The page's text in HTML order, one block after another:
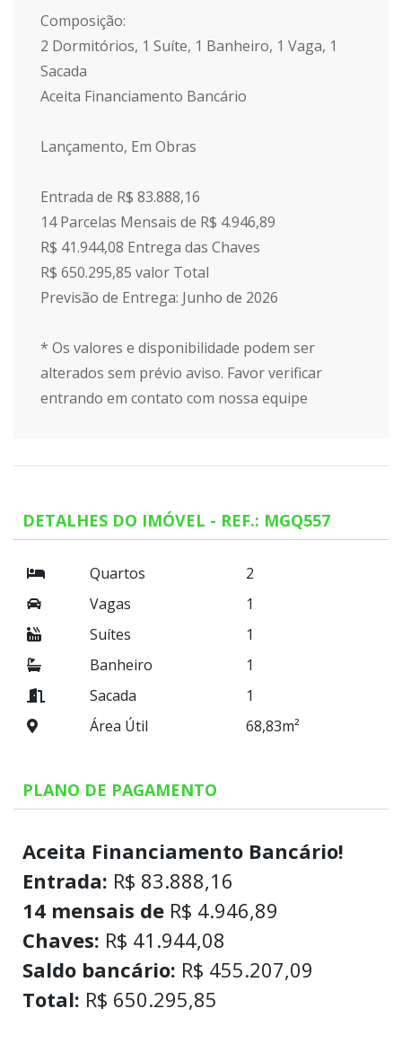
Composição:
2 Dormitórios, 1 Suíte, 1 Banheiro, 1 Vaga, 1
Sacada
Aceita Financiamento Bancário
Lançamento, Em Obras
Entrada de R$ 83.888,16
14 Parcelas Mensais de R$ 4.946,89
R$ 41.944,08 Entrega das Chaves
R$ 650.295,85 valor Total
Previsão de Entrega: Junho de 2026
* Os valores e disponibilidade podem ser
alterados sem prévio aviso. Favor verificar
entrando em contato com nossa equipe
DETALHES DO IMÓVEL - REF.: MGQ557
Quartos
2
Vagas
1
Suítes
1
Banheiro
1
Sacada
1
Área Útil
68,83m²
PLANO DE PAGAMENTO
Aceita Financiamento Bancário!
Entrada: R$ 83.888,16
14 mensais de R$ 4.946,89
Chaves: R$ 41.944,08
Saldo bancário: R$ 455.207,09
Total: R$ 650.295,85